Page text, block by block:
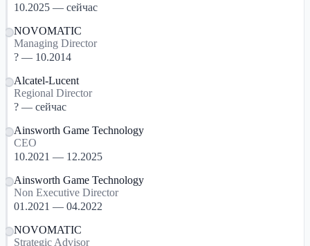
10.2025 — сейчас
NOVOMATIC
Managing Director
? — 10.2014
Alcatel-Lucent
Regional Director
? — сейчас
Ainsworth Game Technology
CEO
10.2021 — 12.2025
Ainsworth Game Technology
Non Executive Director
01.2021 — 04.2022
NOVOMATIC
Strategic Advisor